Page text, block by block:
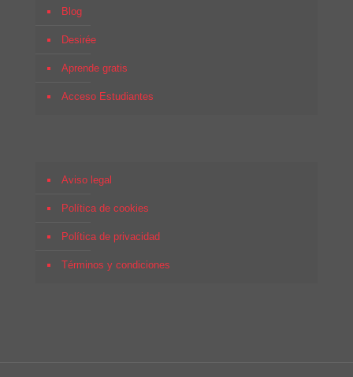
Blog
Desirée
Aprende gratis
Acceso Estudiantes
Aviso legal
Política de cookies
Política de privacidad
Términos y condiciones